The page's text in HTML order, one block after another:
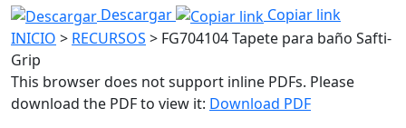
Descargar
Copiar link
INICIO > RECURSOS > FG704104 Tapete para baño Safti-
Grip
This browser does not support inline PDFs. Please
download the PDF to view it: Download PDF